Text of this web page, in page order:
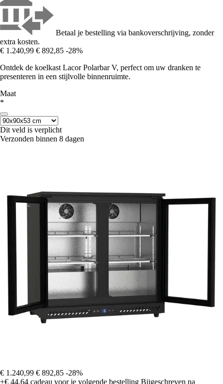
Betaal je bestelling via bankoverschrijving, zonder
extra kosten.
€ 1.240,99 € 892,85 -28%
Ontdek de koelkast Lacor Polarbar V, perfect om uw dranken te
presenteren in een stijlvolle binnenruimte.
Maat
*
Dit veld is verplicht
Verzonden binnen 8 dagen
€ 1.240,99 € 892,85 -28%
+€ 44,64 cadeau voor je volgende bestelling Bijgeschreven na